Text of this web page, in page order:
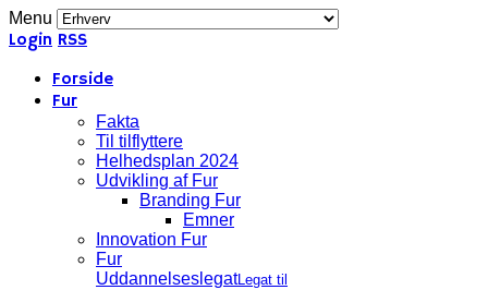
Menu
Login RSS
Forside
Fur
Fakta
Til tilflyttere
Helhedsplan 2024
Udvikling af Fur
Branding Fur
Emner
Innovation Fur
Fur
UddannelseslegatLegat til